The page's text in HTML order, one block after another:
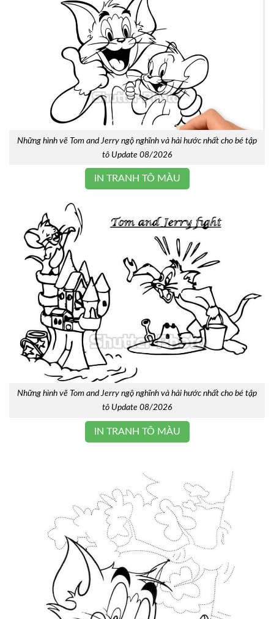
Những hình vẽ Tom and Jerry ngộ nghĩnh và hài hước nhất cho bé tập
tô Update 08/2026
IN TRANH TÔ MÀU
Những hình vẽ Tom and Jerry ngộ nghĩnh và hài hước nhất cho bé tập
tô Update 08/2026
IN TRANH TÔ MÀU